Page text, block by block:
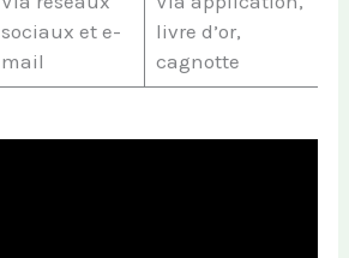
sociaux et e-
mail
livre d’or,
cagnotte